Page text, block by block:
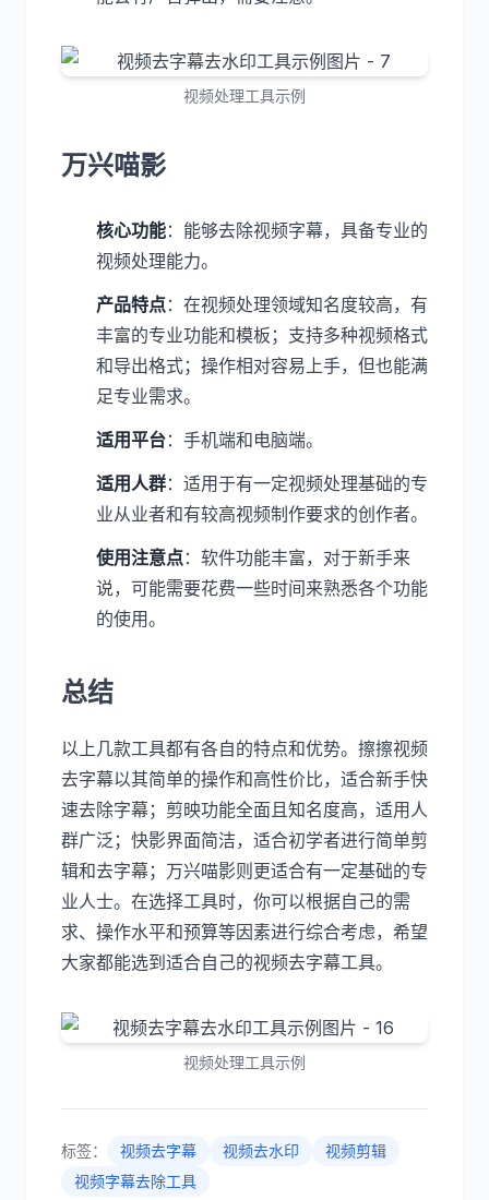
视频处理工具示例
万兴喵影
核心功能：能够去除视频字幕，具备专业的
视频处理能力。
产品特点：在视频处理领域知名度较高，有
丰富的专业功能和模板；支持多种视频格式
和导出格式；操作相对容易上手，但也能满
足专业需求。
适用平台：手机端和电脑端。
适用人群：适用于有一定视频处理基础的专
业从业者和有较高视频制作要求的创作者。
使用注意点：软件功能丰富，对于新手来
说，可能需要花费一些时间来熟悉各个功能
的使用。
总结
以上几款工具都有各自的特点和优势。擦擦视频
去字幕以其简单的操作和高性价比，适合新手快
速去除字幕；剪映功能全面且知名度高，适用人
群广泛；快影界面简洁，适合初学者进行简单剪
辑和去字幕；万兴喵影则更适合有一定基础的专
业人士。在选择工具时，你可以根据自己的需
求、操作水平和预算等因素进行综合考虑，希望
大家都能选到适合自己的视频去字幕工具。
视频处理工具示例
标签： 视频去字幕 视频去水印
视频剪辑
视频字幕去除工具